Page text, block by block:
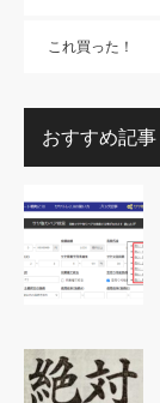
これ買った！
おすすめ記事